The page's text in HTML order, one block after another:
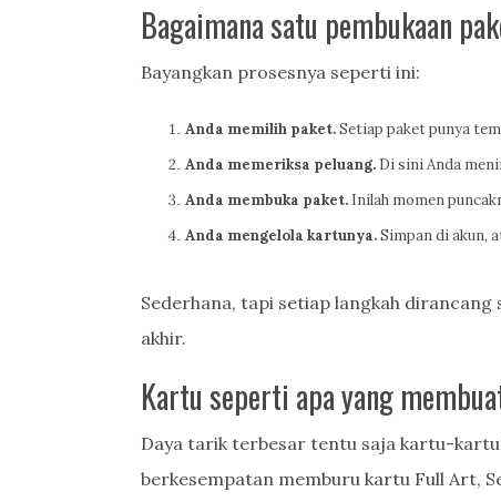
Bagaimana satu pembukaan
Bayangkan prosesnya seperti ini:
Anda memilih paket.Setiap paket punya
Anda memeriksa peluang. Di sini Anda
Anda membuka paket. Inilah momen
Anda mengelola kartunya.Simpan di akun,
Sederhana, tapi setiap langkah
akhir.
Kartu seperti apa yang
Daya tarik terbesar tentu saja kartu-
berkesempatan memburu kartu Full Art,